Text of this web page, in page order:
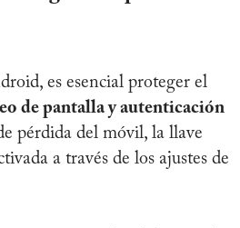
es esencial proteger el
de pantalla y autenticación
pérdida del móvil, la llave
a través de los ajustes de